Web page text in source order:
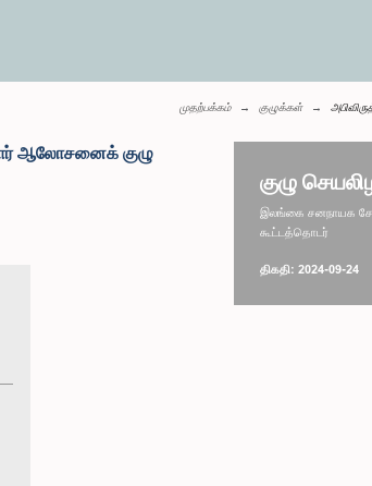
முதற்பக்கம் குழுக்கள்
ஆலோசனைக் குழு
குழு
இலங்கை சனநாயக
கூட்டத்தொடர்
திகதி: 2024-09-24